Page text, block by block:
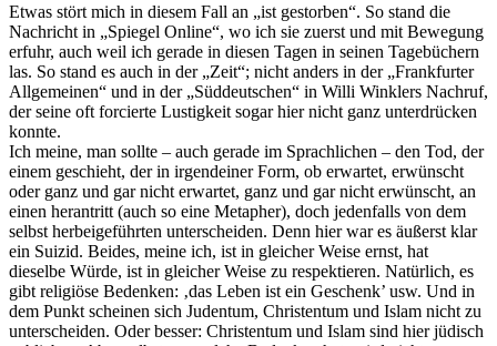
Etwas stört mich in diesem Fall an „ist gestorben“. So stand die
Nachricht in „Spiegel Online“, wo ich sie zuerst und mit Bewegung
erfuhr, auch weil ich gerade in diesen Tagen in seinen Tagebüchern
las. So stand es auch in der „Zeit“; nicht anders in der „Frankfurter
Allgemeinen“ und in der „Süddeutschen“ in Willi Winklers Nachruf,
der seine oft forcierte Lustigkeit sogar hier nicht ganz unterdrücken
konnte.
Ich meine, man sollte – auch gerade im Sprachlichen – den Tod, der
einem geschieht, der in irgendeiner Form, ob erwartet, erwünscht
oder ganz und gar nicht erwartet, ganz und gar nicht erwünscht, an
einen herantritt (auch so eine Metapher), doch jedenfalls von dem
selbst herbeigeführten unterscheiden. Denn hier war es äußerst klar
ein Suizid. Beides, meine ich, ist in gleicher Weise ernst, hat
dieselbe Würde, ist in gleicher Weise zu respektieren. Natürlich, es
gibt religiöse Bedenken: ‚das Leben ist ein Geschenk’ usw. Und in
dem Punkt scheinen sich Judentum, Christentum und Islam nicht zu
unterscheiden. Oder besser: Christentum und Islam sind hier jüdisch